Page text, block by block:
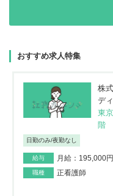
おすすめ求人特集
株
デ
東
階
日勤のみ/夜勤なし
給与 月給：195,000
職種 正看護師